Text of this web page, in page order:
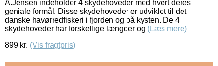
A.Jensen indeholder 4 skydehoveder med hvert deres
geniale formål. Disse skydehoveder er udviklet til det
danske havørredfiskeri i fjorden og på kysten. De 4
skydehoveder har forskellige længder og (Læs mere)
899 kr. (Vis fragtpris)